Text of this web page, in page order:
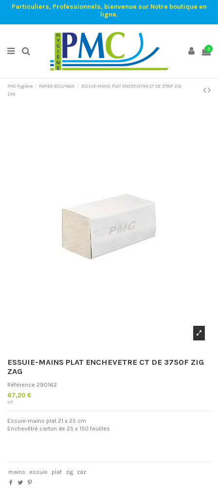
Particuliers, Professionnels, bienvenue sur Notre boutique en
ligne.
0
PMC hygiène PAPIER ESSUYAGE
ESSUIE-MAINS PLAT ENCHEVETRE CT DE 3750F ZIG
ZAG
ESSUIE-MAINS PLAT ENCHEVETRE CT DE 3750F ZIG
ZAG
Référence 290162
67,20 €
HT
Essuie-mains plat 21 x 25 cm
Enchevêtré carton de 25 x 150 feuilles
mains essuie plat zig zaz